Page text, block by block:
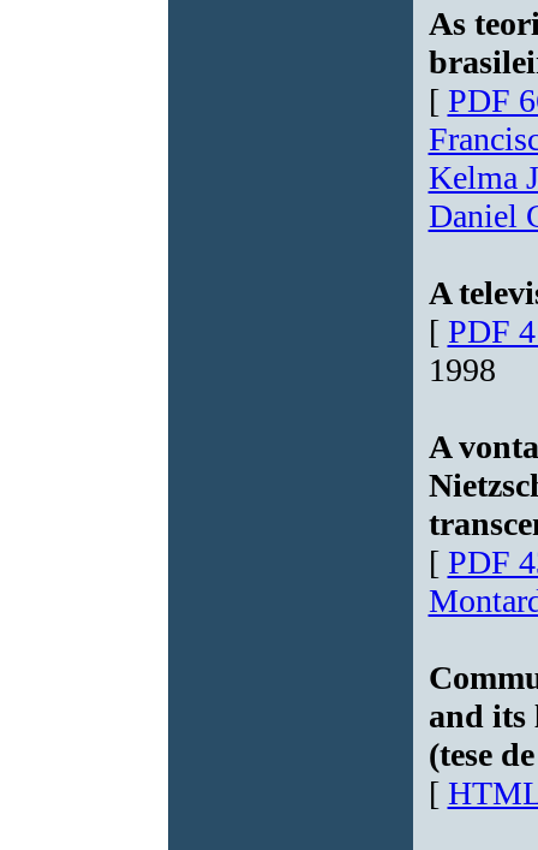
As
[ PDF
Kelma
Daniel
A
[ PDF
1998
A
[ PDF
and its
(tese
[